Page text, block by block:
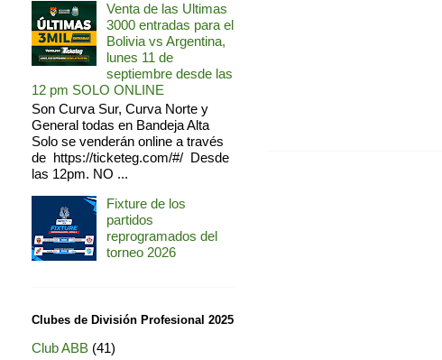
Venta de las Ultimas
3000 entradas para el
Bolivia vs Argentina,
lunes 11 de
septiembre desde las
12 pm SOLO ONLINE
Son Curva Sur, Curva Norte y
General todas en Bandeja Alta
Solo se venderán online a través
de https://ticketeg.com/#/ Desde
las 12pm. NO ...
Fixture de los
partidos
reprogramados del
torneo 2026
Clubes de División Profesional 2025
Club ABB (41)